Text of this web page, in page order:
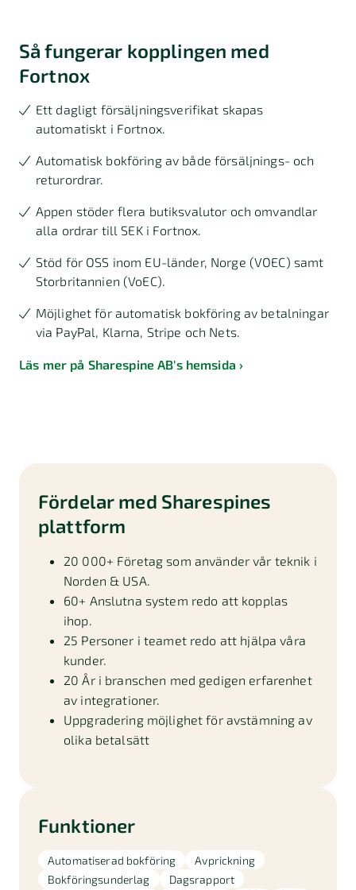
Så fungerar kopplingen med
Fortnox
Ett dagligt försäljningsverifikat skapas
automatiskt i Fortnox.
Automatisk bokföring av både försäljnings- och
returordrar.
Appen stöder flera butiksvalutor och omvandlar
alla ordrar till SEK i Fortnox.
Stöd för OSS inom EU-länder, Norge (VOEC) samt
Storbritannien (VoEC).
Möjlighet för automatisk bokföring av betalningar
via PayPal, Klarna, Stripe och Nets.
Läs mer på Sharespine AB's hemsida
Fördelar med Sharespines
plattform
20 000+ Företag som använder vår teknik i
Norden & USA.
60+ Anslutna system redo att kopplas
ihop.
25 Personer i teamet redo att hjälpa våra
kunder.
20 År i branschen med gedigen erfarenhet
av integrationer.
Uppgradering möjlighet för avstämning av
olika betalsätt
Funktioner
Automatiserad bokföring
Avprickning
Bokföringsunderlag
Dagsrapport